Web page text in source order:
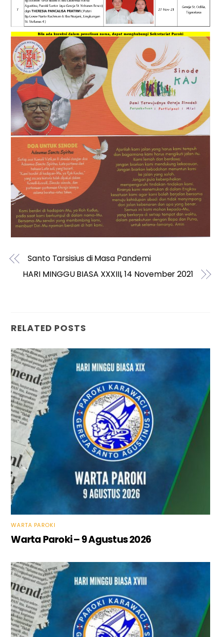
Santo Tarsisius di Masa Pandemi
HARI MINGGU BIASA XXXIII, 14 November 2021
RELATED POSTS
WARTA PAROKI
Warta Paroki – 9 Agustus 2026